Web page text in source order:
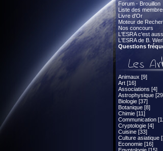
Forum - Brouillon
Liste des
Livre d'Or
Moteur de
Nos concours
L'ESRA c'est
L'ESRA de B.
Questions
Animaux [9]
Art [16]
Associations [4]
Astrophysique
Biologie [37]
Botanique [8]
Chimie [11]
Communication
Cryptologie [4]
Cuisine [33]
Culture asiatique
Economie [16]